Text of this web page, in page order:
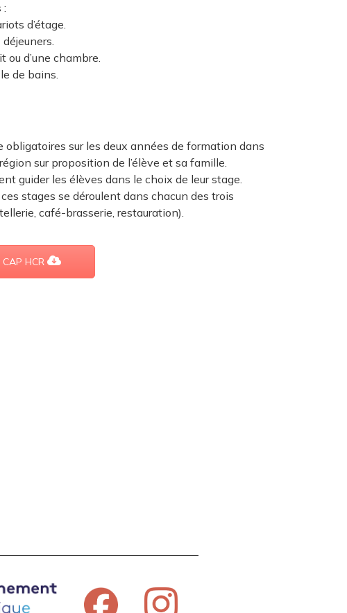
:
d’étage.
ou d’une chambre.
de bains.
obligatoires sur les deux années de formation dans
sur proposition de l’élève et sa famille.
guider les élèves dans le choix de leur stage.
stages se déroulent dans chacun des trois
café-brasserie, restauration).
HCR